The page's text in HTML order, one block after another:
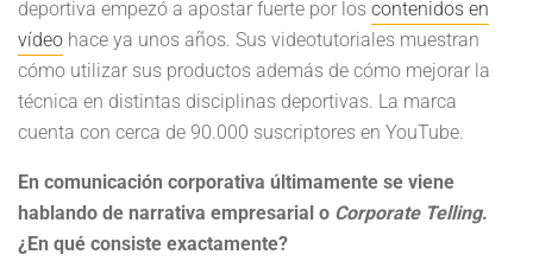
deportiva empezó a apostar fuerte por los contenidos en
vídeo hace ya unos años. Sus videotutoriales muestran
cómo utilizar sus productos además de cómo mejorar la
técnica en distintas disciplinas deportivas. La marca
cuenta con cerca de 90.000 suscriptores en YouTube.
En comunicación corporativa últimamente se viene
hablando de narrativa empresarial o Corporate Telling.
¿En qué consiste exactamente?